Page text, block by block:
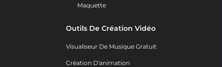
Maquette
Outils De Création Vidéo
Visualiseur De Musique Gratuit
Création D'animation